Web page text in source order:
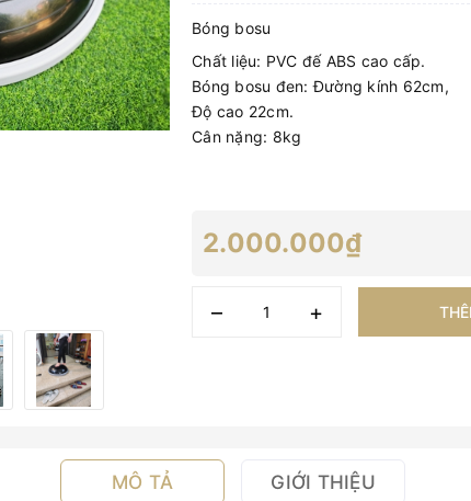
Bóng bosu
Chất liệu: PVC đế ABS cao cấp.
Bóng bosu đen: Đường kính 62cm,
Độ cao 22cm.
Cân nặng: 8kg
2.000.000₫
– +
MÔ TẢ GIỚI THIỆU